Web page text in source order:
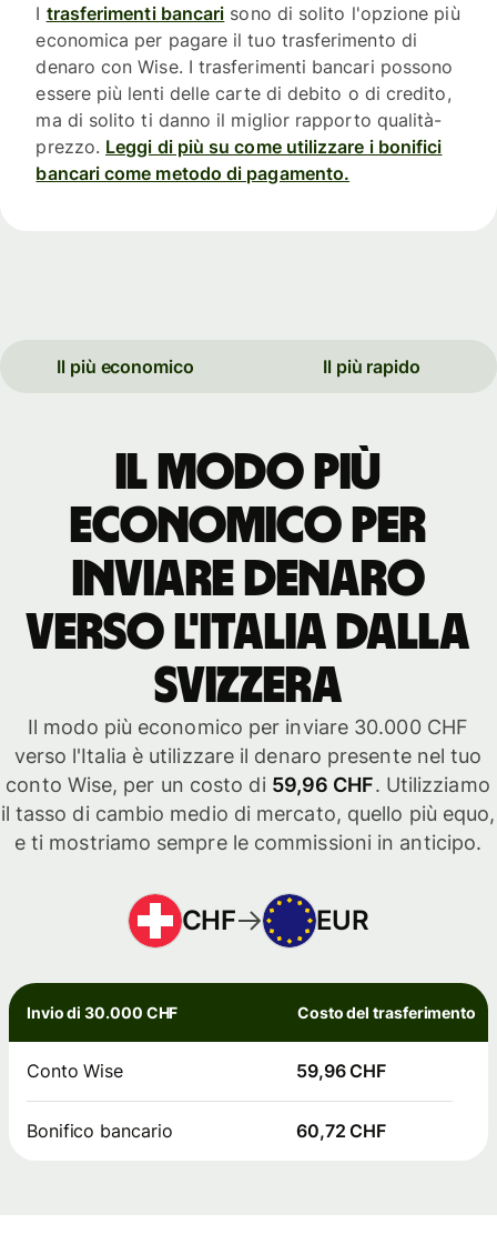
I trasferimenti bancari sono di solito l'opzione più
economica per pagare il tuo trasferimento di
denaro con Wise. I trasferimenti bancari possono
essere più lenti delle carte di debito o di credito,
ma di solito ti danno il miglior rapporto qualità-
prezzo. Leggi di più su come utilizzare i bonifici
bancari come metodo di pagamento.
Il più economico Il più rapido
Il modo più
economico per
inviare denaro
verso l'Italia dalla
Svizzera
Il modo più economico per inviare 30.000 CHF
verso l'Italia è utilizzare il denaro presente nel tuo
conto Wise, per un costo di 59,96 CHF. Utilizziamo
il tasso di cambio medio di mercato, quello più equo,
e ti mostriamo sempre le commissioni in anticipo.
CHF EUR
Invio di 30.000 CHF Costo del trasferimento
Conto Wise 59,96 CHF
Bonifico bancario 60,72 CHF